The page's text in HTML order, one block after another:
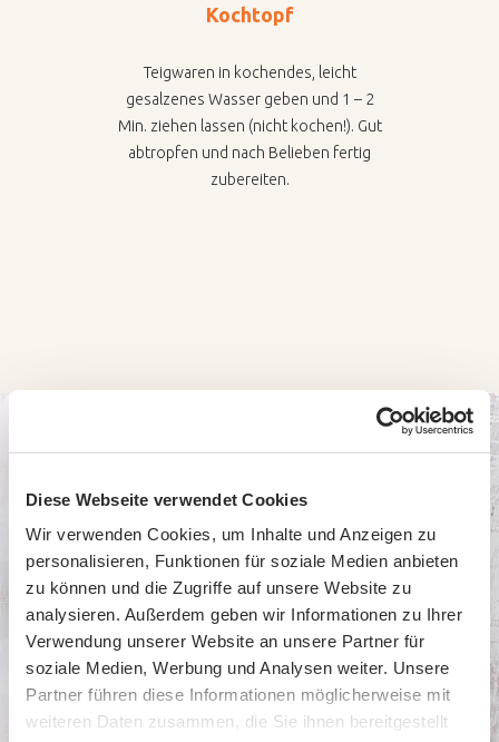
Diese Webseite verwendet Cookies
Wir verwenden Cookies, um Inhalte und Anzeigen zu
personalisieren, Funktionen für soziale Medien anbieten
zu können und die Zugriffe auf unsere Website zu
analysieren. Außerdem geben wir Informationen zu Ihrer
Verwendung unserer Website an unsere Partner für
soziale Medien, Werbung und Analysen weiter. Unsere
Partner führen diese Informationen möglicherweise mit
weiteren Daten zusammen, die Sie ihnen bereitgestellt
Kochtopf
Teigwaren in kochendes, leicht
gesalzenes Wasser geben und 1 – 2
Min. ziehen lassen (nicht kochen!). Gut
abtropfen und nach Belieben fertig
zubereiten.
Ge­füll­te Teig­wa­ren Collec­
tion